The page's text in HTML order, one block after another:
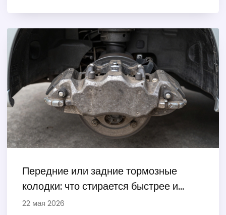
Передние или задние тормозные
колодки: что стирается быстрее и
почему
22 мая 2026